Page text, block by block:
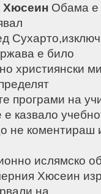
Хюсеин Обама е
е било
християнски
програми на
е казвало
не коментираш
ислямско
Хюсеин
на